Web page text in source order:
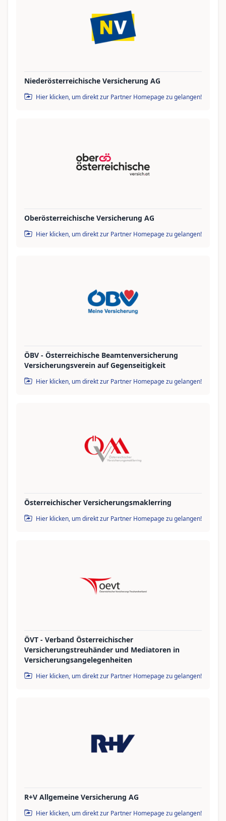
Niederösterreichische Versicherung AG
Hier klicken, um direkt zur Partner Homepage zu gelangen!
Oberösterreichische Versicherung AG
Hier klicken, um direkt zur Partner Homepage zu gelangen!
ÖBV - Österreichische Beamtenversicherung
Versicherungsverein auf Gegenseitigkeit
Hier klicken, um direkt zur Partner Homepage zu gelangen!
Österreichischer Versicherungsmaklerring
Hier klicken, um direkt zur Partner Homepage zu gelangen!
ÖVT - Verband Österreichischer
Versicherungstreuhänder und Mediatoren in
Versicherungsangelegenheiten
Hier klicken, um direkt zur Partner Homepage zu gelangen!
R+V Allgemeine Versicherung AG
Hier klicken, um direkt zur Partner Homepage zu gelangen!